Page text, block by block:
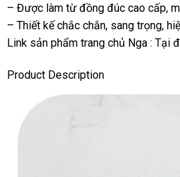
– Được làm từ đồng đúc cao cấp,
– Thiết kế chắc chắn, sang trọng,
Link sản phẩm trang chủ Nga : Tại
Product Description